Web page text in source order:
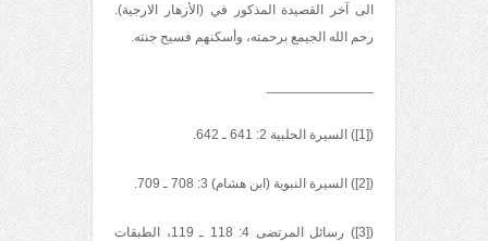
الى آخر القصيدة المذكور في (الأزهار الارجية).
رحم الله الجيمع برحمته، وأسكنهم فسيح جنته.
([1]) السيرة الحلبية 2: 641 ـ 642.
([2]) السيرة النبوية (ابن هشام) 3: 708 ـ 709.
([3]) رسائل المرتضى 4: 118 ـ 119، الطبقات